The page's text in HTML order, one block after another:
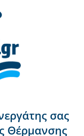
σας
Θέρμανσης